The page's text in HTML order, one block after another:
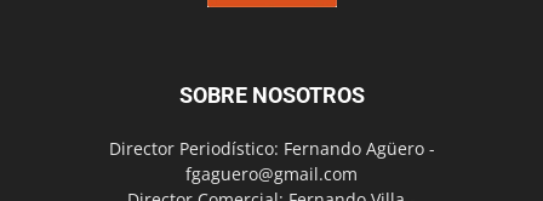
SOBRE NOSOTROS
Director Periodístico: Fernando Agüero -
fgaguero@gmail.com